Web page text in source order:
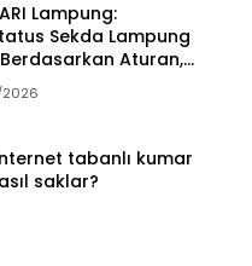
Lampung:
Sekda Lampung
Aturan,
tabanlı kumar
saklar?